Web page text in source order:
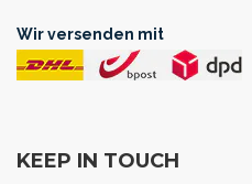
Wir versenden mit
KEEP IN TOUCH